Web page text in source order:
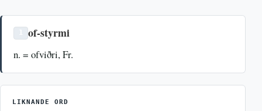
of-styrmi
n. = ofviðri, Fr.
LIKNANDE ORD